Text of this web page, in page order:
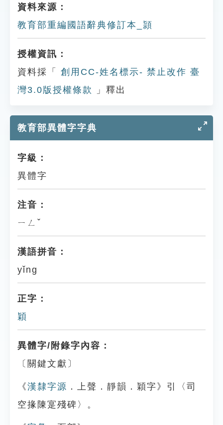
資料來源：
教育部重編國語辭典修訂本_頴
授權資訊：
資料採「
創用CC-姓名標示- 禁止改作 臺
灣3.0版授權條款
」釋出
教育部異體字字典
字級：
異體字
注音：
ㄧㄥˇ
漢語拼音：
yǐng
正字：
穎
異體字/附錄字內容：
〔關鍵文獻〕
《漢隸字源 ．上聲．靜韻．穎字》引〈司
空掾陳寔殘碑〉。